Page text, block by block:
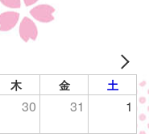
木 金 土
30 31 1